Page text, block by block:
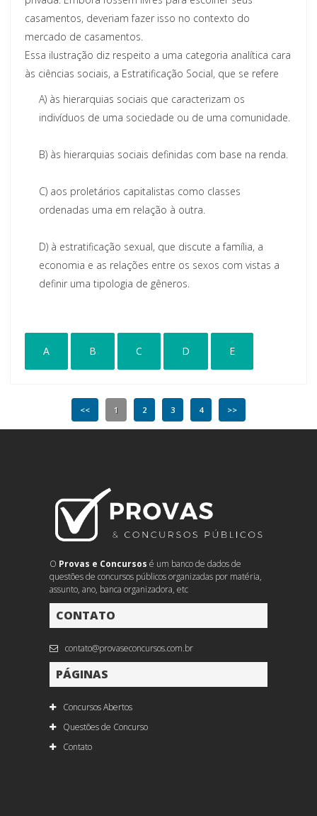
casamentos, deveriam fazer isso no contexto do
mercado de casamentos.
Essa ilustração diz respeito a uma categoria analítica cara
às ciências sociais, a Estratificação Social, que se refere
A) às hierarquias sociais que caracterizam os
indivíduos de uma sociedade ou de uma comunidade.
B) às hierarquias sociais definidas com base na renda.
C) aos proletários capitalistas como classes
ordenadas uma em relação à outra.
D) à estratificação sexual, que discute a família, a
economia e as relações entre os sexos com vistas a
definir uma tipologia de gêneros.
A B C D E
<< 1 2 3 4 >>
O Provas e Concursos é um banco de dados de
questões de concursos públicos organizadas por matéria,
assunto, ano, banca organizadora, etc
CONTATO
contato@provaseconcursos.com.br
PÁGINAS
Concursos Abertos
Questões de Concurso
Contato